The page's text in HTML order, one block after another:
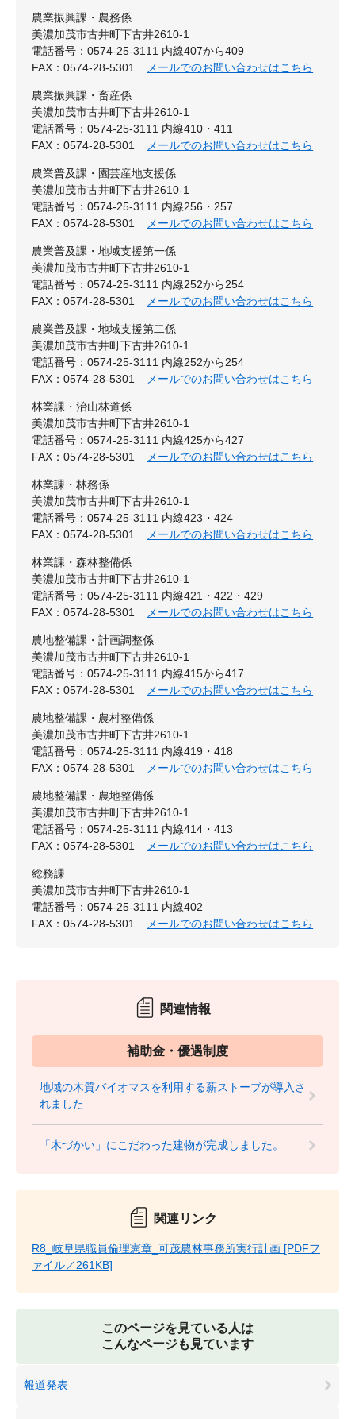
農業振興課・農務係
美濃加茂市古井町下古井2610-1
電話番号：0574-25-3111 内線407から409
FAX：0574-28-5301
メールでのお問い合わせはこちら
農業振興課・畜産係
美濃加茂市古井町下古井2610-1
電話番号：0574-25-3111 内線410・411
FAX：0574-28-5301
メールでのお問い合わせはこちら
農業普及課・園芸産地支援係
美濃加茂市古井町下古井2610-1
電話番号：0574-25-3111 内線256・257
FAX：0574-28-5301
メールでのお問い合わせはこちら
農業普及課・地域支援第一係
美濃加茂市古井町下古井2610-1
電話番号：0574-25-3111 内線252から254
FAX：0574-28-5301
メールでのお問い合わせはこちら
農業普及課・地域支援第二係
美濃加茂市古井町下古井2610-1
電話番号：0574-25-3111 内線252から254
FAX：0574-28-5301
メールでのお問い合わせはこちら
林業課・治山林道係
美濃加茂市古井町下古井2610-1
電話番号：0574-25-3111 内線425から427
FAX：0574-28-5301
メールでのお問い合わせはこちら
林業課・林務係
美濃加茂市古井町下古井2610-1
電話番号：0574-25-3111 内線423・424
FAX：0574-28-5301
メールでのお問い合わせはこちら
林業課・森林整備係
美濃加茂市古井町下古井2610-1
電話番号：0574-25-3111 内線421・422・429
FAX：0574-28-5301
メールでのお問い合わせはこちら
農地整備課・計画調整係
美濃加茂市古井町下古井2610-1
電話番号：0574-25-3111 内線415から417
FAX：0574-28-5301
メールでのお問い合わせはこちら
農地整備課・農村整備係
美濃加茂市古井町下古井2610-1
電話番号：0574-25-3111 内線419・418
FAX：0574-28-5301
メールでのお問い合わせはこちら
農地整備課・農地整備係
美濃加茂市古井町下古井2610-1
電話番号：0574-25-3111 内線414・413
FAX：0574-28-5301
メールでのお問い合わせはこちら
総務課
美濃加茂市古井町下古井2610-1
電話番号：0574-25-3111 内線402
FAX：0574-28-5301
メールでのお問い合わせはこちら
関連情報
補助金・優遇制度
地域の木質バイオマスを利用する薪ストーブが導入さ
れました
「木づかい」にこだわった建物が完成しました。
関連リンク
R8_岐阜県職員倫理憲章_可茂農林事務所実行計画 [PDFフ
ァイル／261KB]
このページを見ている人は
こんなページも見ています
報道発表